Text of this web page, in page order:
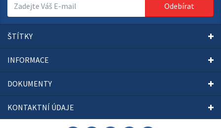
Odebírat
ŠTÍTKY
INFORMACE
DOKUMENTY
KONTAKTNÍ ÚDAJE